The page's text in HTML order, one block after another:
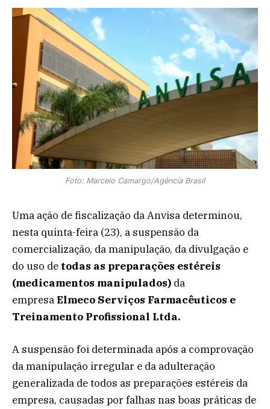
Foto: Marcelo Camargo/Agência Brasil
Uma ação de fiscalização da Anvisa determinou,
nesta quinta-feira (23), a suspensão da
comercialização, da manipulação, da divulgação e
do uso de todas as preparações estéreis
(medicamentos manipulados) da
empresaElmeco Serviços Farmacêuticos e
Treinamento Profissional Ltda.
A suspensão foi determinada após a comprovação
da manipulação irregular e da adulteração
generalizada de todos as preparações estéreis da
empresa, causadas por falhas nas boas práticas de